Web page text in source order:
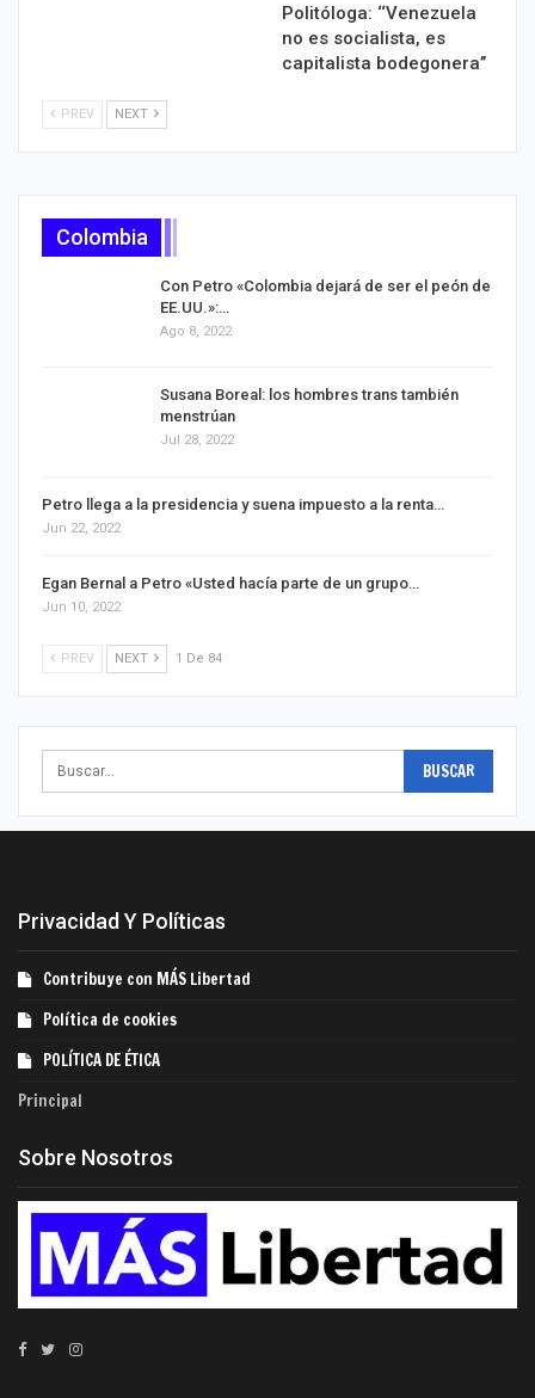
Politóloga: ‘‘Venezuela
no es socialista, es
capitalista bodegonera’’
PREV NEXT
Colombia
Con Petro «Colombia dejará de ser el peón de
EE.UU.»:…
Ago 8, 2022
Susana Boreal: los hombres trans también
menstrúan
Jul 28, 2022
Petro llega a la presidencia y suena impuesto a la renta…
Jun 22, 2022
Egan Bernal a Petro «Usted hacía parte de un grupo…
Jun 10, 2022
PREV NEXT 1 De 84
Privacidad Y Políticas
Contribuye con MÁS Libertad
Política de cookies
POLÍTICA DE ÉTICA
Principal
Sobre Nosotros